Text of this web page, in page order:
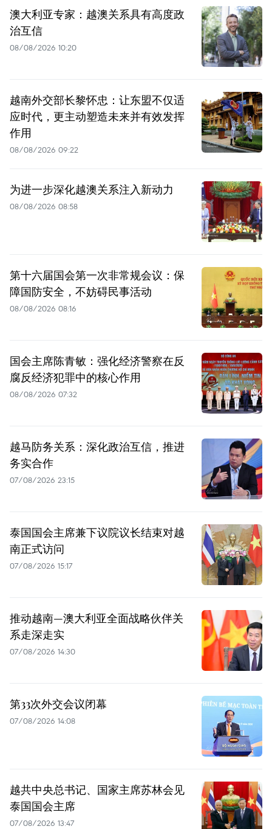
澳大利亚专家：越澳关系具有高度政
治互信
08/08/2026 10:20
越南外交部长黎怀忠：让东盟不仅适
应时代，更主动塑造未来并有效发挥
作用
08/08/2026 09:22
为进一步深化越澳关系注入新动力
08/08/2026 08:58
第十六届国会第一次非常规会议：保
障国防安全，不妨碍民事活动
08/08/2026 08:16
国会主席陈青敏：强化经济警察在反
腐反经济犯罪中的核心作用
08/08/2026 07:32
越马防务关系：深化政治互信，推进
务实合作
07/08/2026 23:15
泰国国会主席兼下议院议长结束对越
南正式访问
07/08/2026 15:17
推动越南—澳大利亚全面战略伙伴关
系走深走实
07/08/2026 14:30
第33次外交会议闭幕
07/08/2026 14:08
越共中央总书记、国家主席苏林会见
泰国国会主席
07/08/2026 13:47